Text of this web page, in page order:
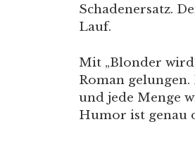
Schadenersatz.
Lauf.
Mit „Blonder
Roman
und jede Menge
Humor ist genau